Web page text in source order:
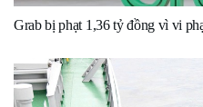
Grab bị phạt 1,36 tỷ đồng vì vi